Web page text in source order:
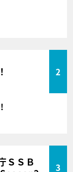
2
ＳＳＢ
3